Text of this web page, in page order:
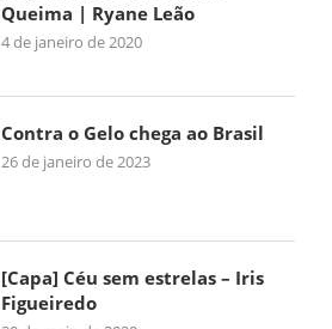
Queima | Ryane Leão
4 de janeiro de 2020
Contra o Gelo chega ao Brasil
26 de janeiro de 2023
[Capa] Céu sem estrelas – Iris
Figueiredo